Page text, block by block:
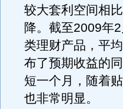
较大套利空间相
降。截至2009年
类理财产品，平
布了预期收益的
短一个月，随着
也非常明显。